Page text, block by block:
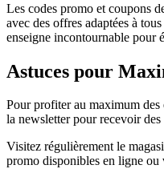
Les codes promo et coupons
avec des offres adaptées à
enseigne incontournable pour
Astuces pour
Pour profiter au maximum des
la newsletter pour recevoir
Visitez régulièrement le
promo disponibles en ligne ou